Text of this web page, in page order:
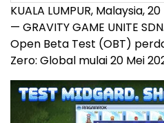
KUALA LUMPUR, Malaysia,20
— GRAVITY GAME UNITE
Open Beta Test (OBT)
Zero: Global mulai 20 Mei